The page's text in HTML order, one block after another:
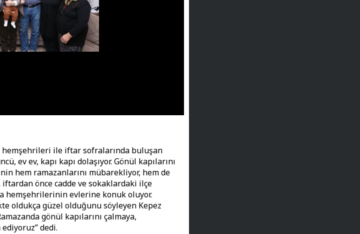
hemşehrileri ile iftar sofralarında buluşan
ev ev, kapı kapı dolaşıyor. Gönül kapılarını
hem ramazanlarını mübarekliyor, hem de
önce cadde ve sokaklardaki ilçe
hemşehrilerinin evlerine konuk oluyor.
oldukça güzel olduğunu söyleyen Kepez
gönül kapılarını çalmaya,
dedi.